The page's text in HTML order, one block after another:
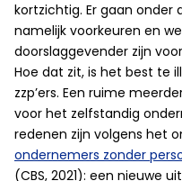
kortzichtig. Er gaan
namelijk voorkeuren en
doorslaggevender zijn
Hoe dat zit, is het best te
zzp’ers. Een ruime
voor het zelfstandig
redenen zijn volgens het
ondernemers zonder
(CBS, 2021): een nieuwe